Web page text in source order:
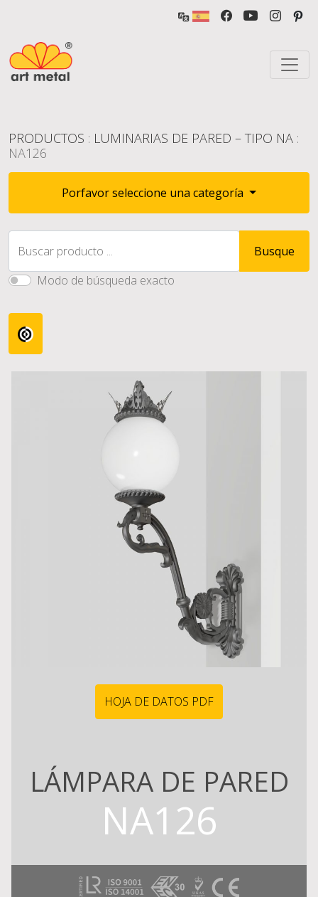
PRODUCTOS : LUMINARIAS DE PARED – TIPO NA :
NA126
Porfavor seleccione una categoría
Buscar producto ...
Busque
Modo de búsqueda exacto
HOJA DE DATOS PDF
LÁMPARA DE PARED
NA126